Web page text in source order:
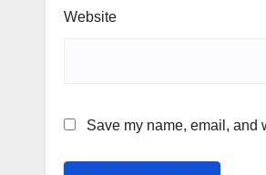
Website
Save my name, email, and